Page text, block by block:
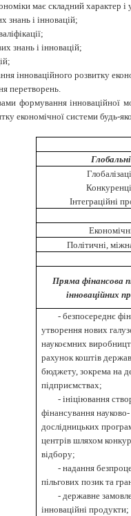
має складний характер
знань і інновацій;
знань і інновацій;
інноваційного розвитку
перетворень.
формування інноваційної
економічної системи
Глобальні
Інтеграційні
Політичні,
Пряма фінансова
інноваційних
- безпосереднє
утворення нових
наукоємних
рахунок коштів
бюджету, зокрема на
підприємствах;
- ініціювання
фінансування науково-
дослідницьких
центрів шляхом
відбору;
- надання
пільгових позик та
- державне
інноваційні продукти;